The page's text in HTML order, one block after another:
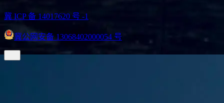
冀 ICP 备 14017620 号 -1
冀公网安备 13068402000054 号